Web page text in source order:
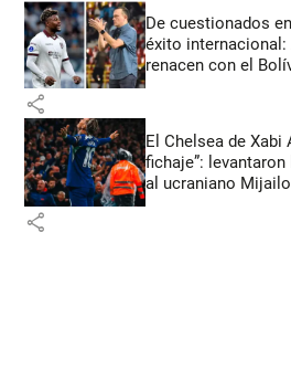
De cuestionados
éxito internacional:
renacen con el
share
El Chelsea de Xabi
fichaje”:
al ucraniano
share